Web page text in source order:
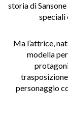
storia di Sansone
speciali
Ma l’attrice,
modella
personaggio